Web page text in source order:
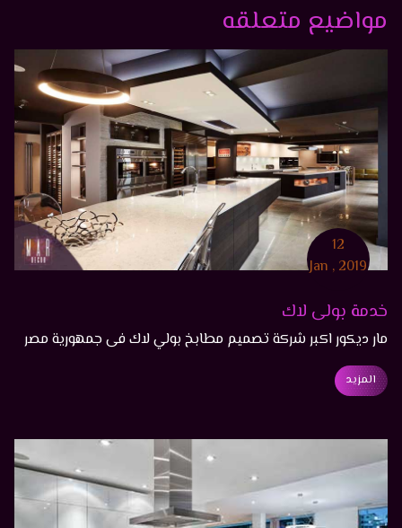
مواضيع متعلقه
12
Jan , 2019
خدمة بولى لاك
مار ديكور اكبر شركة تصميم مطابخ بولي لاك فى جمهورية مصر
العربية، تقدم لك أحدث الأشكال الانيقة المصنوعة من اجود انواع
بولي لاك الأصلي
المزيد